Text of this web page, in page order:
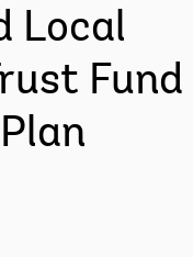
Local
Fund